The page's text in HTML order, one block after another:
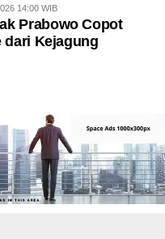
14:00 WIB
Prabowo Copot
dari Kejagung